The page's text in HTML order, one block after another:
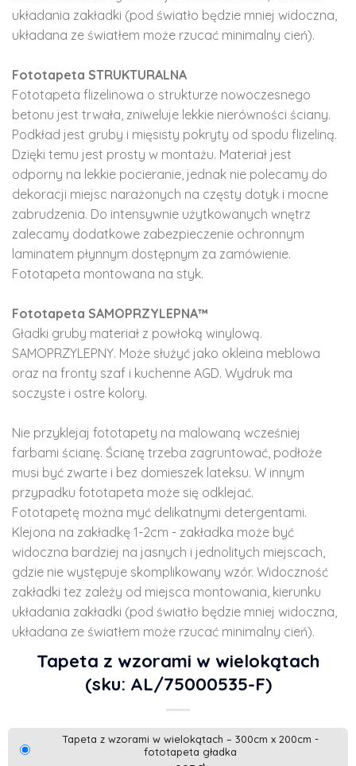
układania zakładki (pod światło będzie mniej widoczna,
układana ze światłem może rzucać minimalny cień).
Fototapeta STRUKTURALNA
Fototapeta flizelinowa o strukturze nowoczesnego
betonu jest trwała, zniweluje lekkie nierówności ściany.
Podkład jest gruby i mięsisty pokryty od spodu flizeliną.
Dzięki temu jest prosty w montażu. Materiał jest
odporny na lekkie pocieranie, jednak nie polecamy do
dekoracji miejsc narażonych na częsty dotyk i mocne
zabrudzenia. Do intensywnie użytkowanych wnętrz
zalecamy dodatkowe zabezpieczenie ochronnym
laminatem płynnym dostępnym za zamówienie.
Fototapeta montowana na styk.
Fototapeta SAMOPRZYLEPNA™
Gładki gruby materiał z powłoką winylową.
SAMOPRZYLEPNY. Może służyć jako okleina meblowa
oraz na fronty szaf i kuchenne AGD. Wydruk ma
soczyste i ostre kolory.
Nie przyklejaj fototapety na malowaną wcześniej
farbami ścianę. Ścianę trzeba zagruntować, podłoże
musi być zwarte i bez domieszek lateksu. W innym
przypadku fototapeta może się odklejać.
Fototapetę można myć delikatnymi detergentami.
Klejona na zakładkę 1-2cm - zakładka może być
widoczna bardziej na jasnych i jednolitych miejscach,
gdzie nie występuje skomplikowany wzór. Widoczność
zakładki tez zależy od miejsca montowania, kierunku
układania zakładki (pod światło będzie mniej widoczna,
układana ze światłem może rzucać minimalny cień).
Tapeta z wzorami w wielokątach
(sku: AL/75000535-F)
Tapeta z wzorami w wielokątach – 300cm x 200cm -
fototapeta gładka